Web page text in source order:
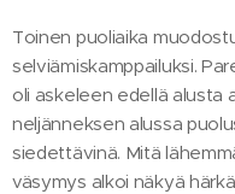
Toinen puoliaika
selviämiskamppailuksi.
oli askeleen edellä alusta
neljänneksen alussa
siedettävinä. Mitä
väsymys alkoi näkyä